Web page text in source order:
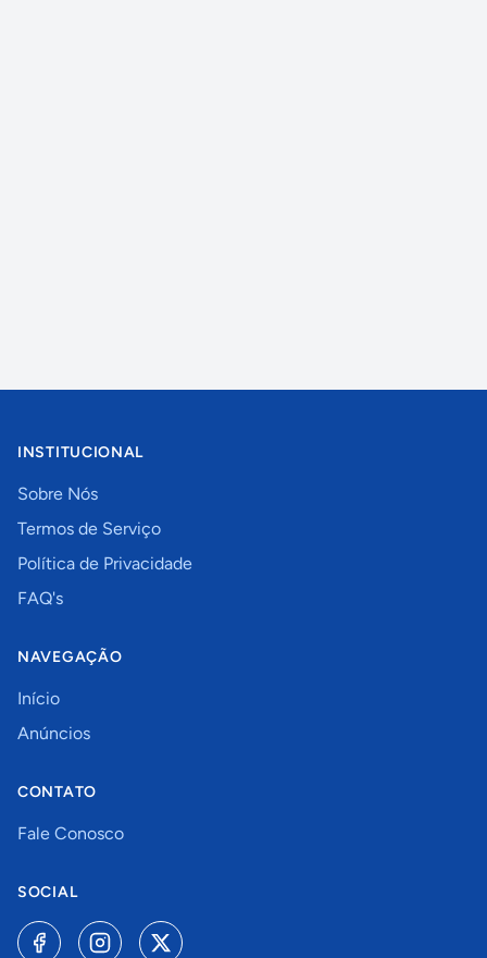
INSTITUCIONAL
Sobre Nós
Termos de Serviço
Política de Privacidade
FAQ's
NAVEGAÇÃO
Início
Anúncios
CONTATO
Fale Conosco
SOCIAL